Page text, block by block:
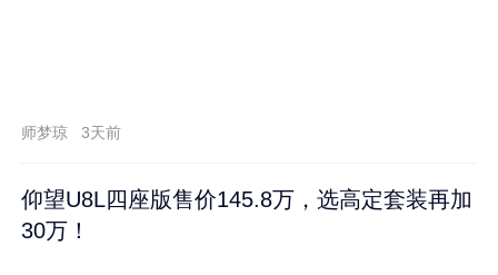
师梦琼 3天前
仰望U8L四座版售价145.8万，选高定套装再加
30万！